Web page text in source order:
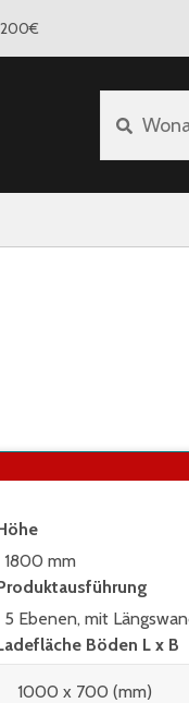
200€
1800 mm
5 Ebenen, mit
Böden L x B